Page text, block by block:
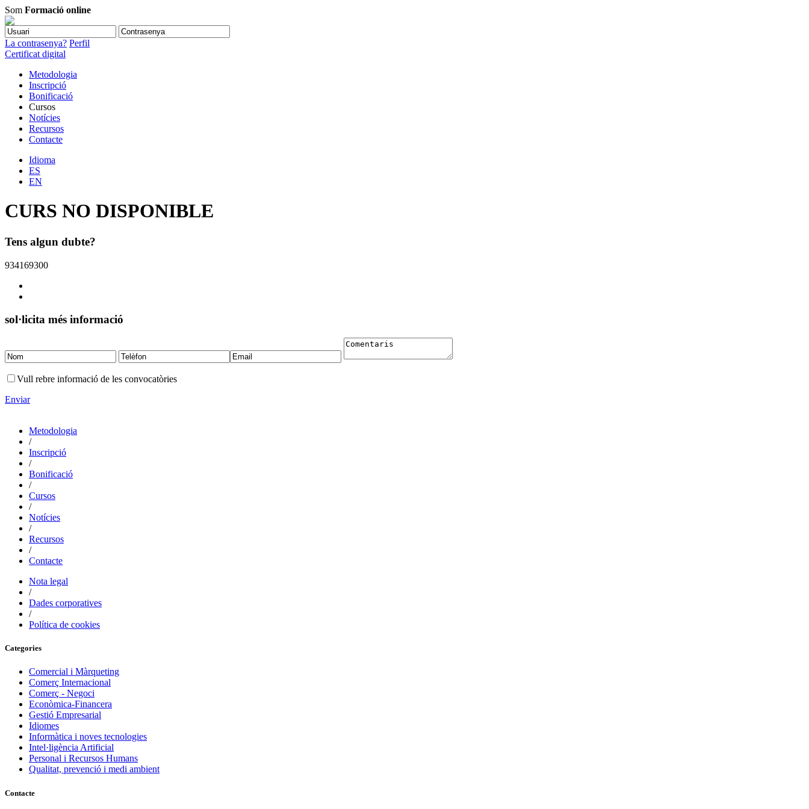
Som Formació online
La contrasenya? Perfil
Certificat digital
Metodologia
Inscripció
Bonificació
Cursos
Notícies
Recursos
Contacte
Idioma
ES
EN
CURS NO DISPONIBLE
Tens algun dubte?
934169300
sol·licita més informació
Vull rebre informació de les convocatòries
Enviar
Metodologia
/
Inscripció
/
Bonificació
/
Cursos
/
Notícies
/
Recursos
/
Contacte
Nota legal
/
Dades corporatives
/
Política de cookies
Categories
Comercial i Màrqueting
Comerç Internacional
Comerç - Negoci
Econòmica-Financera
Gestió Empresarial
Idiomes
Informàtica i noves tecnologies
Intel·ligència Artificial
Personal i Recursos Humans
Qualitat, prevenció i medi ambient
Contacte